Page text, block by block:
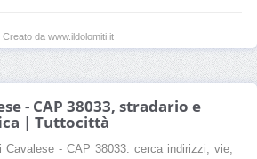
Creato da www.ildolomiti.it
- CAP 38033, stradario e
| Tuttocittà
- CAP 38033: cerca indirizzi, vie,